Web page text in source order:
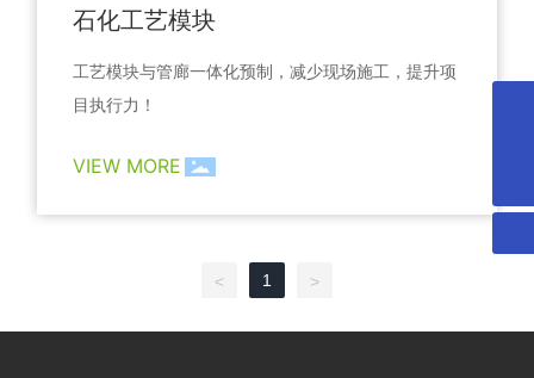
石化工艺模块
工艺模块与管廊一体化预制，减少现场施工，提升项
目执行力！
VIEW MORE
< 1 >
关注我们动态